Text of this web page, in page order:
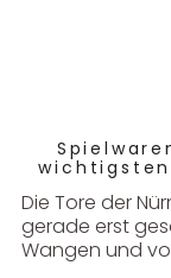
Die Tore der
gerade erst
Wangen und